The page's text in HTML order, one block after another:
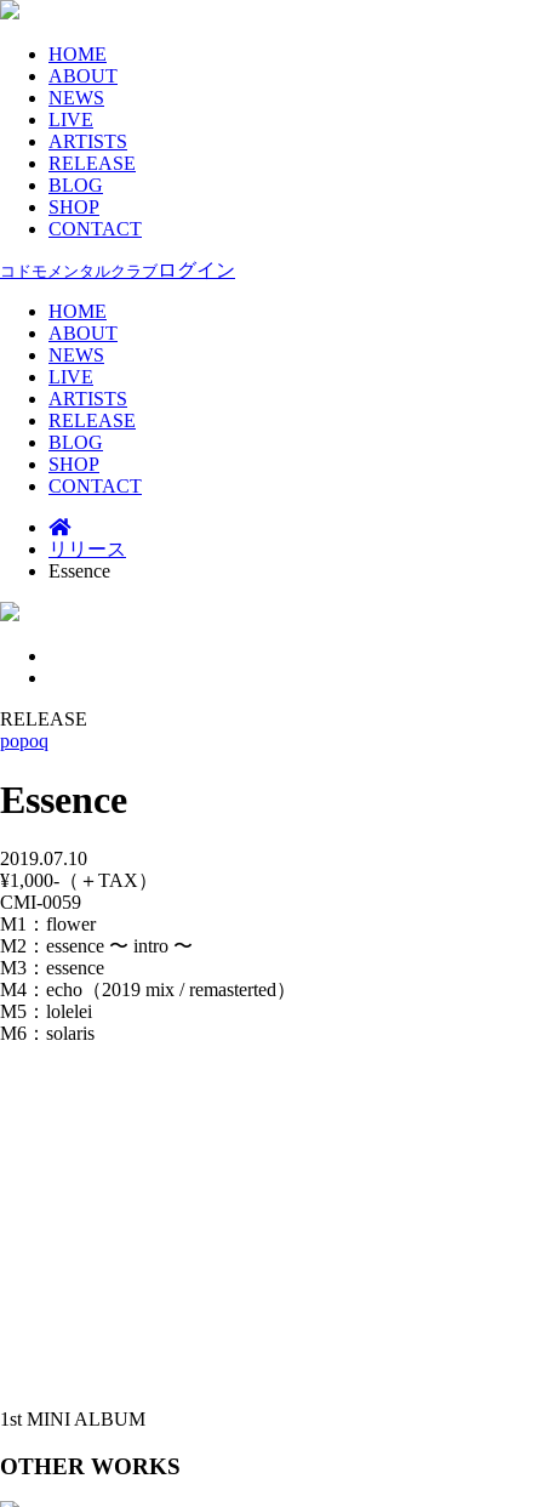
HOME
ABOUT
NEWS
LIVE
ARTISTS
RELEASE
BLOG
SHOP
CONTACT
コドモメンタルクラブ ログイン
HOME
ABOUT
NEWS
LIVE
ARTISTS
RELEASE
BLOG
SHOP
CONTACT
リリース
Essence
RELEASE
popoq
Essence
2019.07.10
¥1,000-（＋TAX）
CMI-0059
M1：flower
M2：essence 〜 intro 〜
M3：essence
M4：echo（2019 mix / remasterted）
M5：lolelei
M6：solaris
1st MINI ALBUM
OTHER WORKS